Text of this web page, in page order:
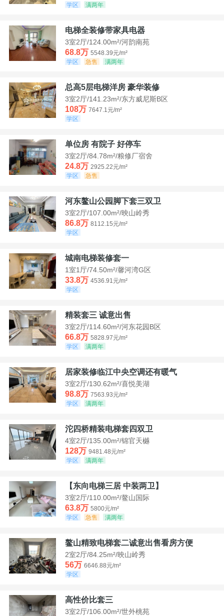
学区
满两年
电梯全装修带家具电器
3室2厅/124.00m²/河韵南苑
68.8万 5548.39元/m²
学区
急售 满两年
总高5层电梯洋房 豪华装修
3室2厅/141.23m²/东方威尼斯B区
108万 7647.1元/m²
学区
单位房 有院子 好停车
3室2厅/84.78m²/粮修厂宿舍
24.8万 2925.22元/m²
学区
急售
河东鳌山公园脚下套三双卫
3室2厅/107.00m²/映山岭秀
86.8万 8112.15元/m²
学区
城南电梯装修套一
1室1厅/74.50m²/馨河湾G区
33.8万 4536.91元/m²
学区
精装套三 诚意出售
3室2厅/114.60m²/河东花园B区
66.8万 5828.97元/m²
学区
满两年
居家装修临江中央空调还有暖气
3室2厅/130.62m²/喜悦美湖
98.8万 7563.93元/m²
学区
满两年
沱四桥精装电梯套四双卫
4室2厅/135.00m²/锦官天樾
128万 9481.48元/m²
学区
满两年
【东向电梯三居 中装两卫】
3室2厅/110.00m²/鳌山国际
63.8万 5800元/m²
学区
急售 满两年
鳌山精致电梯套二诚意出售看房方便
2室2厅/84.25m²/映山岭秀
56万 6646.88元/m²
学区
高性价比套三
3室2厅/106.00m²/世外桃苑